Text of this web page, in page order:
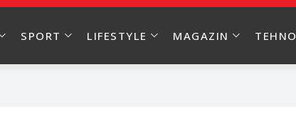
SPORT LIFESTYLE MAGAZIN TEHNO